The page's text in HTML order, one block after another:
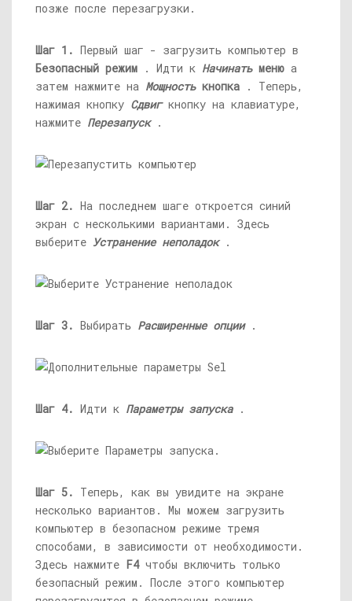
позже после перезагрузки.
Шаг 1. Первый шаг - загрузить компьютер в
Безопасный режим . Идти к Начинатьменю а
затем нажмите на Мощностькнопка . Теперь,
нажимая кнопку Сдвиг кнопку на клавиатуре,
нажмите Перезапуск .
Шаг 2. На последнем шаге откроется синий
экран с несколькими вариантами. Здесь
выберите Устранение неполадок .
Шаг 3. Выбирать Расширенные опции .
Шаг 4. Идти к Параметры запуска .
Шаг 5. Теперь, как вы увидите на экране
несколько вариантов. Мы можем загрузить
компьютер в безопасном режиме тремя
способами, в зависимости от необходимости.
Здесь нажмите F4чтобы включить только
безопасный режим. После этого компьютер